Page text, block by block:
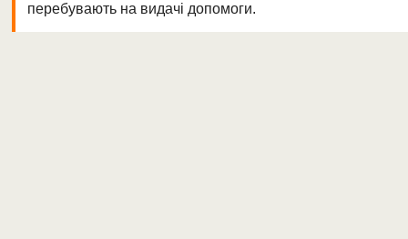
перебувають на видачі допомоги.